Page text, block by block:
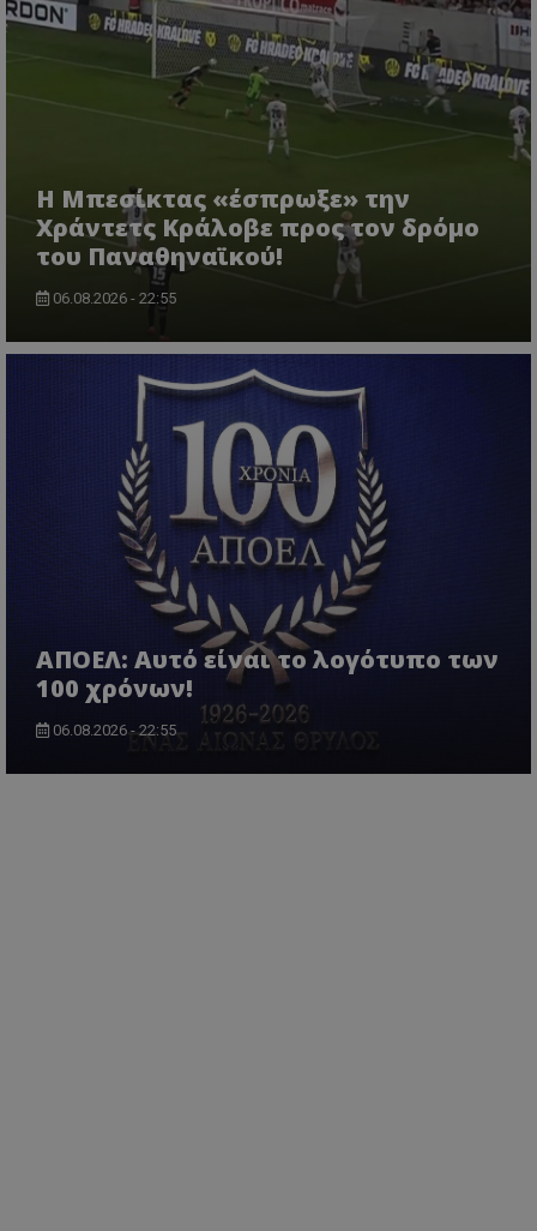
Η Μπεσίκτας «έσπρωξε» την
Χράντετς Κράλοβε προς τον δρόμο
του Παναθηναϊκού!
06.08.2026 - 22:55
ΑΠΟΕΛ: Αυτό είναι το λογότυπο των
100 χρόνων!
06.08.2026 - 22:55